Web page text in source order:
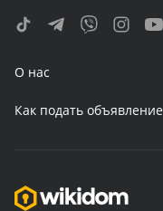
О нас
Как подать объявление